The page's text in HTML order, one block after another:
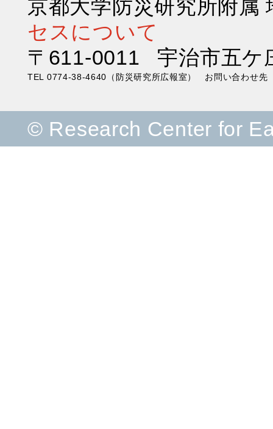
京都大学防災研究所附
セスについて
〒611-0011 宇治市五ケ
TEL 0774-38-4640（防災研究所広報室） お問い合わせ先
© Research Center for